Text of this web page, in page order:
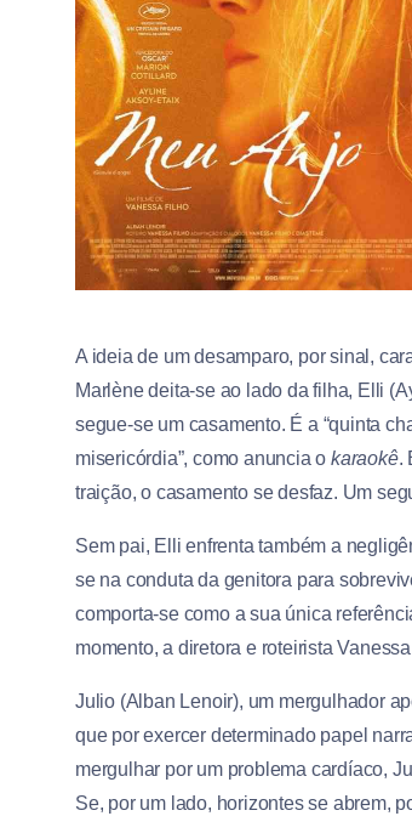
A ideia de um desamparo, por sinal,
Marlène deita-se ao lado da filha, Elli
segue-se um casamento. É a “quinta
misericórdia”, como anuncia okaraokê.
traição, o casamento se desfaz. Um
Sem pai, Elli enfrenta também a
se na conduta da genitora para
comporta-se como a sua única
momento, a diretora e roteirista
Julio (Alban Lenoir), um mergulhador
que por exercer determinado papel
mergulhar por um problema cardíaco,
Se, por um lado, horizontes se abrem,